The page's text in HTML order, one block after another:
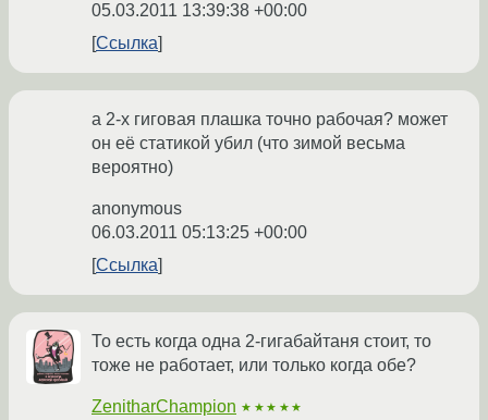
05.03.2011 13:39:38 +00:00
Ссылка
а 2-х гиговая плашка точно рабочая? может
он её статикой убил (что зимой весьма
вероятно)
anonymous
06.03.2011 05:13:25 +00:00
Ссылка
То есть когда одна 2-гигабайтаня стоит, то
тоже не работает, или только когда обе?
ZenitharChampion ★★★★★